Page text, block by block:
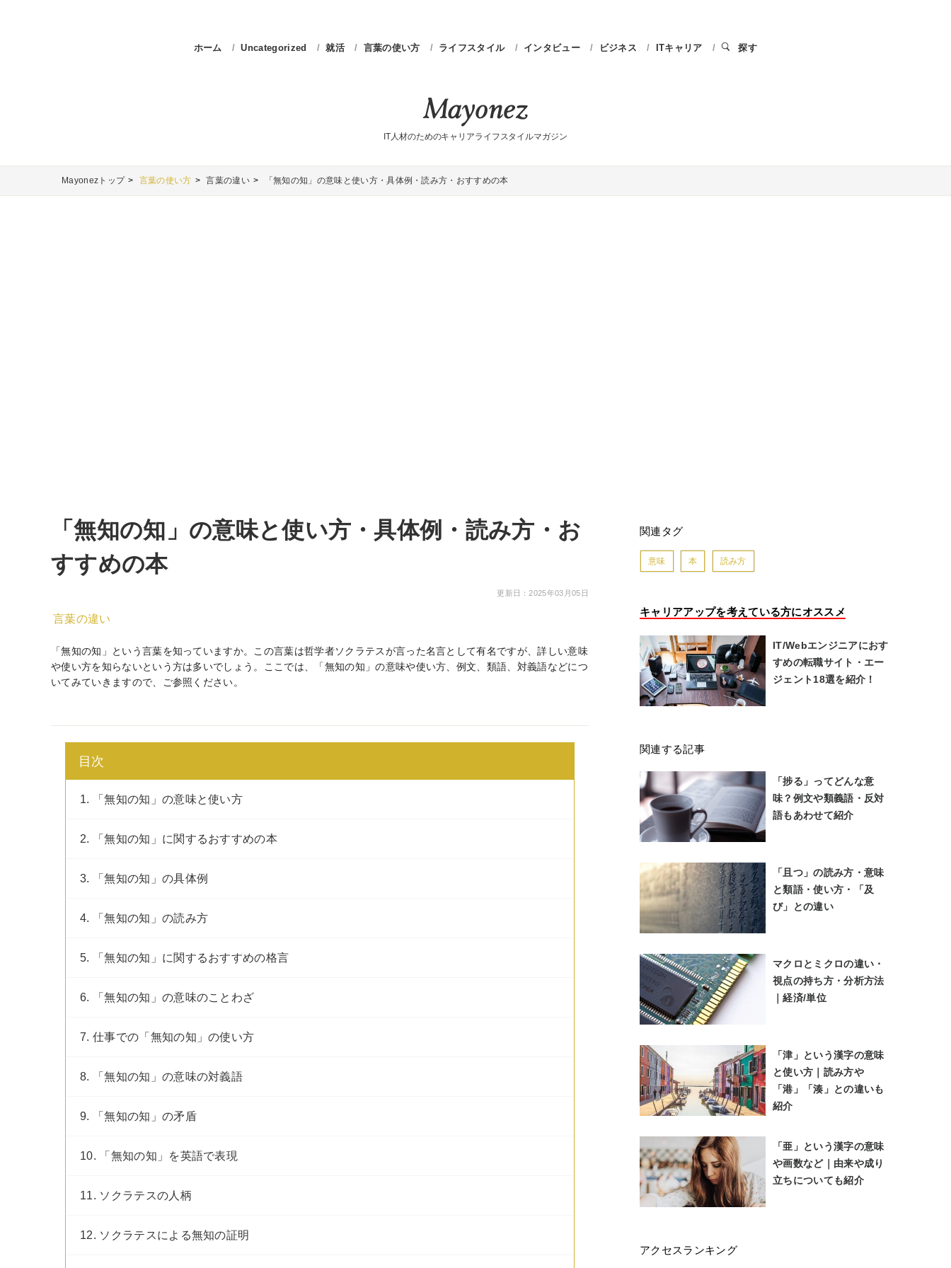
ホーム Uncategorized 就活 言葉の使い方 ライフスタイル インタビュー ビジネス ITキャリア 探す
IT人材のためのキャリアライフスタイルマガジン
Mayonezトップ 言葉の使い方 言葉の違い 「無知の知」の意味と使い方・具体例・読み方・おすすめの本
「無知の知」の意味と使い方・具体例・読み方・お
すすめの本
更新日：2025年03月05日
言葉の違い
「無知の知」という言葉を知っていますか。この言葉は哲学者ソクラテスが言った名言として有名ですが、詳しい意味
や使い方を知らないという方は多いでしょう。ここでは、「無知の知」の意味や使い方、例文、類語、対義語などにつ
いてみていきますので、ご参照ください。
目次
1. 「無知の知」の意味と使い方
2. 「無知の知」に関するおすすめの本
3. 「無知の知」の具体例
4. 「無知の知」の読み方
5. 「無知の知」に関するおすすめの格言
6. 「無知の知」の意味のことわざ
7. 仕事での「無知の知」の使い方
8. 「無知の知」の意味の対義語
9. 「無知の知」の矛盾
10. 「無知の知」を英語で表現
11. ソクラテスの人柄
12. ソクラテスによる無知の証明
関連タグ
意味 本 読み方
キャリアアップを考えている方にオススメ
IT/Webエンジニアにおす
すめの転職サイト・エー
ジェント18選を紹介！
関連する記事
「捗る」ってどんな意
味？例文や類義語・反対
語もあわせて紹介
「且つ」の読み方・意味
と類語・使い方・「及
び」との違い
マクロとミクロの違い・
視点の持ち方・分析方法
｜経済/単位
「津」という漢字の意味
と使い方｜読み方や
「港」「湊」との違いも
紹介
「亜」という漢字の意味
や画数など｜由来や成り
立ちについても紹介
アクセスランキング